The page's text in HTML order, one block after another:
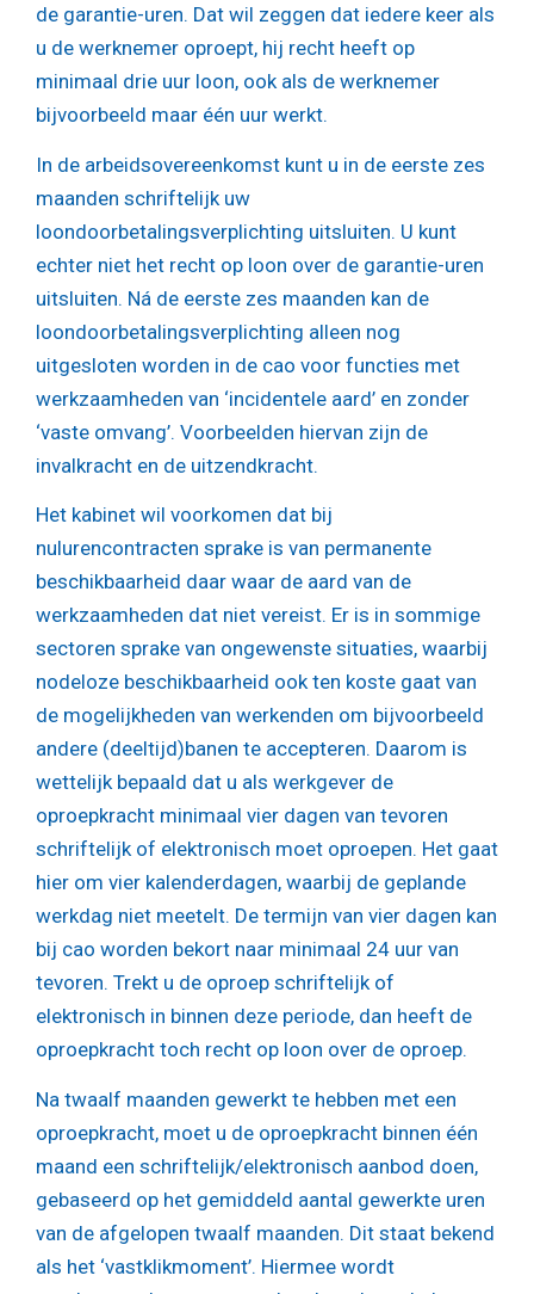
de garantie-uren. Dat wil zeggen dat iedere keer als
u de werknemer oproept, hij recht heeft op
minimaal drie uur loon, ook als de werknemer
bijvoorbeeld maar één uur werkt.
In de arbeidsovereenkomst kunt u in de eerste zes
maanden schriftelijk uw
loondoorbetalingsverplichting uitsluiten. U kunt
echter niet het recht op loon over de garantie-uren
uitsluiten. Ná de eerste zes maanden kan de
loondoorbetalingsverplichting alleen nog
uitgesloten worden in de cao voor functies met
werkzaamheden van ‘incidentele aard’ en zonder
‘vaste omvang’. Voorbeelden hiervan zijn de
invalkracht en de uitzendkracht.
Het kabinet wil voorkomen dat bij
nulurencontracten sprake is van permanente
beschikbaarheid daar waar de aard van de
werkzaamheden dat niet vereist. Er is in sommige
sectoren sprake van ongewenste situaties, waarbij
nodeloze beschikbaarheid ook ten koste gaat van
de mogelijkheden van werkenden om bijvoorbeeld
andere (deeltijd)banen te accepteren. Daarom is
wettelijk bepaald dat u als werkgever de
oproepkracht minimaal vier dagen van tevoren
schriftelijk of elektronisch moet oproepen. Het gaat
hier om vier kalenderdagen, waarbij de geplande
werkdag niet meetelt. De termijn van vier dagen kan
bij cao worden bekort naar minimaal 24 uur van
tevoren. Trekt u de oproep schriftelijk of
elektronisch in binnen deze periode, dan heeft de
oproepkracht toch recht op loon over de oproep.
Na twaalf maanden gewerkt te hebben met een
oproepkracht, moet u de oproepkracht binnen één
maand een schriftelijk/elektronisch aanbod doen,
gebaseerd op het gemiddeld aantal gewerkte uren
van de afgelopen twaalf maanden. Dit staat bekend
als het ‘vastklikmoment’. Hiermee wordt